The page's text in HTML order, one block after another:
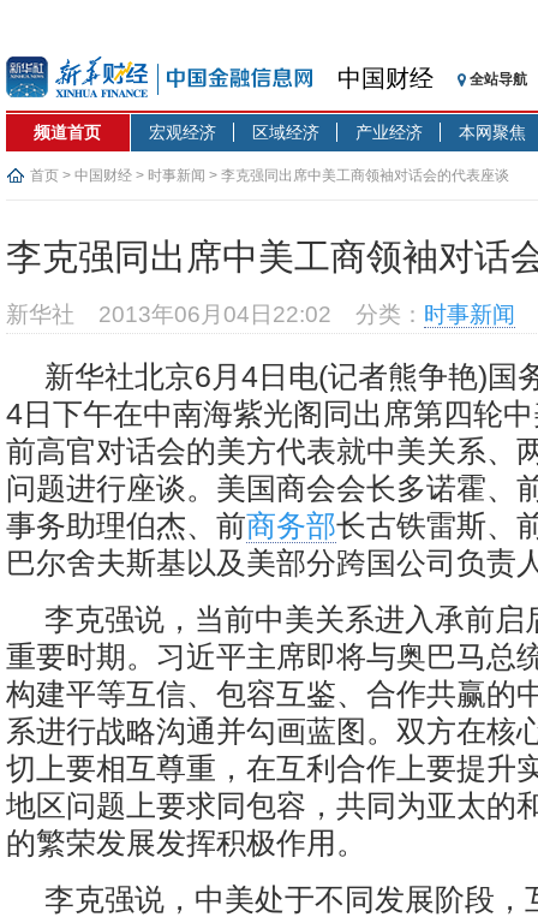
中国财经 全站导航
频道首页 宏观经济 区域经济 产业经济 本网聚焦
首页 > 中国财经 > 时事新闻 > 李克强同出席中美工商领袖对话会的代表座谈
李克强同出席中美工商领袖对话
新华社 2013年06月04日22:02 分类： 时事新闻
新华社北京6月4日电(记者熊争艳)国
4日下午在中南海紫光阁同出席第四轮
前高官对话会的美方代表就中美关系、
问题进行座谈。美国商会会长多诺霍、
事务助理伯杰、前商务部长古铁雷斯、
巴尔舍夫斯基以及美部分跨国公司负责
李克强说，当前中美关系进入承前启
重要时期。习近平主席即将与奥巴马总
构建平等互信、包容互鉴、合作共赢的
系进行战略沟通并勾画蓝图。双方在核
切上要相互尊重，在互利合作上要提升
地区问题上要求同包容，共同为亚太的
的繁荣发展发挥积极作用。
李克强说，中美处于不同发展阶段，